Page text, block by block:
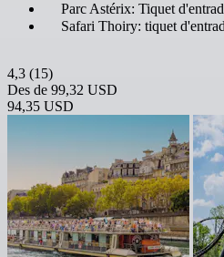
Parc Astérix: Tiquet
Safari Thoiry: tiquet
4,3 (15)
Des de 99,32 USD
94,35 USD